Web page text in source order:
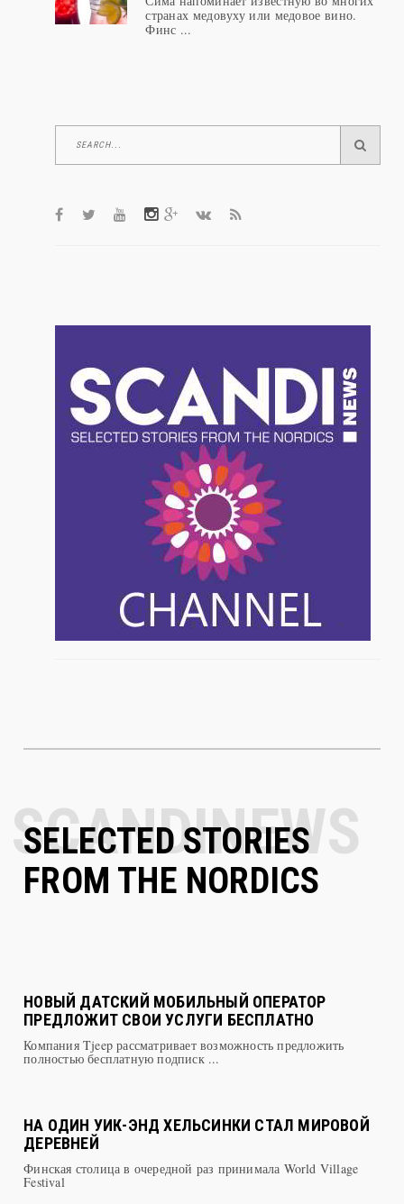
АЛКОГОЛЬНЫЙ КОКТЕЙЛЬ
Сима напоминает известную во многих
SELECTED STORIES
FROM THE NORDICS
НОВЫЙ ДАТСКИЙ МОБИЛЬНЫЙ ОПЕРАТОР
ПРЕДЛОЖИТ СВОИ УСЛУГИ БЕСПЛАТНО
Компания Tjeep рассматривает возможность предложить
НА ОДИН УИК-ЭНД ХЕЛЬСИНКИ СТАЛ МИРОВОЙ
ДЕРЕВНЕЙ